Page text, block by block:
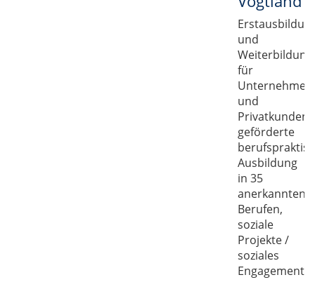
und
Weiterbildung
für
Unternehmen
und
Privatkunden,
geförderte
Ausbildung
in 35
anerkannten
Berufen,
soziale
Projekte /
soziales
Engagement